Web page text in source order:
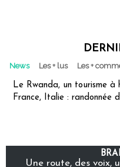
News Les + lus Les +
Le Rwanda, un tourisme
France, Italie : randonnée
Une route, des voix,